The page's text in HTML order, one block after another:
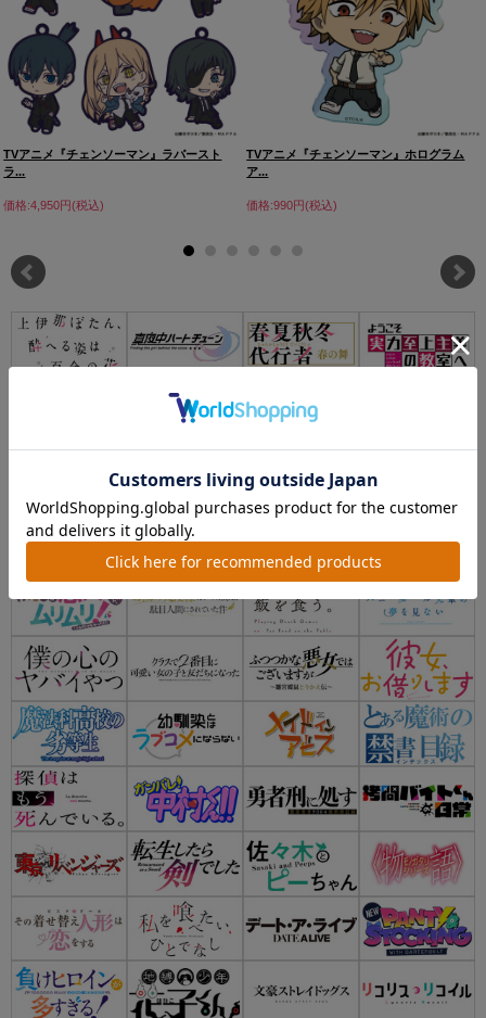
TVアニメ『チェンソーマン』ラバースト
ラ...
価格:4,950円(税込)
TVアニメ『チェンソーマン』ホログラム
ア...
価格:990円(税込)